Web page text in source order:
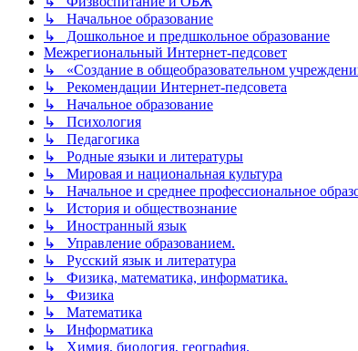
↳ Начальное образование
↳ Дошкольное и предшкольное образование
Межрегиональный Интернет-педсовет
↳ «Создание в общеобразовательном
↳ Рекомендации Интернет-педсовета
↳ Начальное образование
↳ Психология
↳ Педагогика
↳ Родные языки и литературы
↳ Мировая и национальная культура
↳ Начальное и среднее профессиональное
↳ История и обществознание
↳ Иностранный язык
↳ Управление образованием.
↳ Русский язык и литература
↳ Физика, математика, информатика.
↳ Физика
↳ Математика
↳ Информатика
↳ Химия, биология, география.